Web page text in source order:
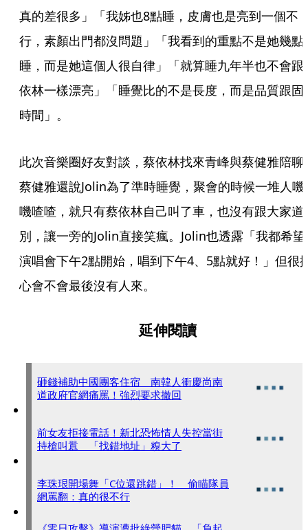
真的差很多」「我姊也8點睡，皮膚也是亮到一個不
行，素顏出門都沒問題」「我看到的重點不是她幾點
睡，而是她這個人很自律」「就算睡九年半也不會跟
依林一樣漂亮」「睡覺比的不是長度，而是品質跟固
時間」。
此次音樂圈好友對談，蔡依林找來青峰與蔡健雅陪聊
蔡健雅還說Jolin為了準時睡覺，聚會的時候一堆人嘰
嘰喳喳，就只有蔡依林自己叫了車，也沒有跟大家道
別，讓一旁的Jolin直接笑瘋。Jolin也透露「我都希望
演唱會下午2點開始，唱到下午4、5點就好！」但很
心會不會最後沒有人來。
延伸閱讀
砸錢補助中國團客住宿 南韓人衝慶尚南
道政府官網痛罵！強烈要求撤回
前女友拒接電話！新北恐怖情人失控當街
持槍叫囂 「找錯地址」糗大了
李珠珢開場舞「C位還跳錯」！ 偷瞄隊員
網罵翻：真的很不行